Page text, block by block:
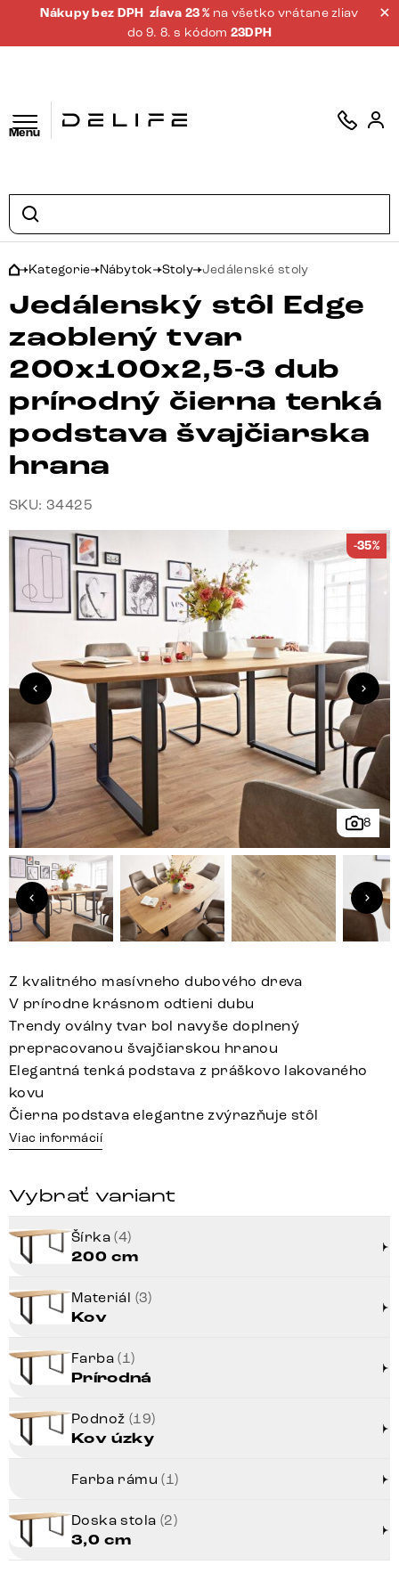
Nákupy bez DPH zĺava 23 % na všetko vrátane zliav
do 9. 8. s kódom 23DPH
Menu
Kategorie Nábytok Stoly Jedálenské stoly
Jedálenský stôl Edge
zaoblený tvar
200x100x2,5-3 dub
prírodný čierna tenká
podstava švajčiarska
hrana
SKU: 34425
8
-35%
Z kvalitného masívneho dubového dreva
V prírodne krásnom odtieni dubu
Trendy oválny tvar bol navyše doplnený
prepracovanou švajčiarskou hranou
Elegantná tenká podstava z práškovo lakovaného
kovu
Čierna podstava elegantne zvýrazňuje stôl
Viac informácií
Vybrať variant
Šírka(4)
200 cm
Materiál (3)
Kov
Farba(1)
Prírodná
Podnož (19)
Kov úzky
Farba rámu(1)
Doska stola (2)
3,0 cm